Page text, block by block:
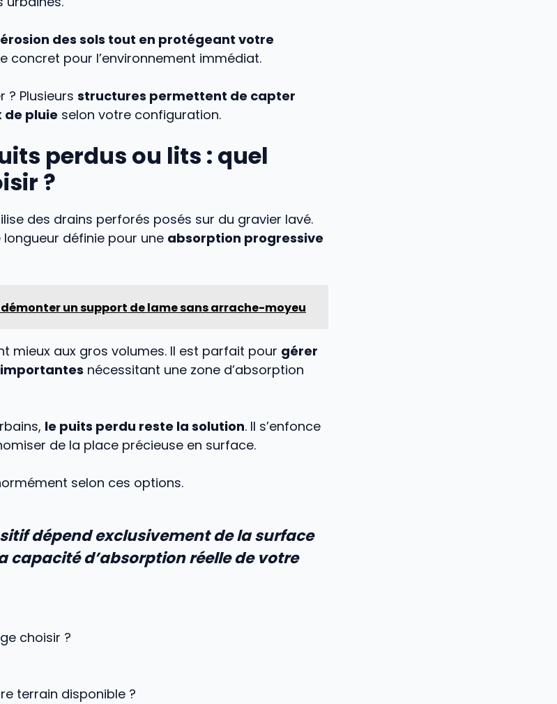
des sols tout en protégeant votre
concret pour l’environnement immédiat.
? Plusieurs structures permettent de capter
de pluie selon votre configuration.
perdus ou lits : quel
?
des drains perforés posés sur du gravier lavé.
longueur définie pour une absorption progressive
un support de lame sans arrache-moyeu
mieux aux gros volumes. Il est parfait pour gérer
nécessitant une zone d’absorption
le puits perdu reste la solution. Il s’enfonce
de la place précieuse en surface.
selon ces options.
dépend exclusivement de la surface
capacité d’absorption réelle de votre
choisir ?
terrain disponible ?